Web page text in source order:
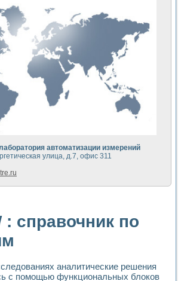
автоматизированного стенда для измерения
среды LabVIEW для построения картины
система для определения показателей
LabVIEW для управления источником
для снятия вольт-амперных характеристик
научные технологии: нано-, фемто-,
установка по измерению временных
лабораторный комплекс на базе
моделирования и оптимизации тепловой
прибор для исследования функциональных
возможности создания экономичного
кинетики движения макрочастиц в
свойств дисперсных продуктов
система управления сверхпроводящим
технологий NI в курсе экспериментальной
переноса аэрозоля и выпадения осадка в
NI VISION для геометрического анализа в
температурной стабилизации
движением с помощью программно -
управления асинхронным тиристорным
профилометр
автоматизации измерений
улица, д.7, офис 311
: справочник по
аналитические решения
с помощью функциональных блоков